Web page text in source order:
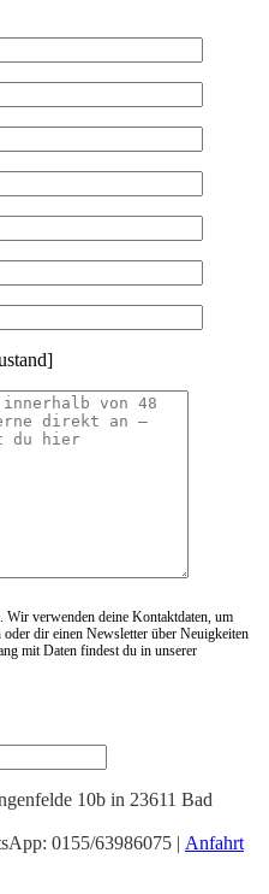
Wir verwenden deine Kontaktdaten, um
dir einen Newsletter über Neuigkeiten
mit Daten findest du in unserer
10b in 23611 Bad
0155/63986075 | Anfahrt